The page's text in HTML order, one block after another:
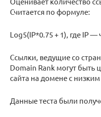
Считается по формуле:
Log5(IP*0.75 + 1), где IP
Ссылки, ведущие со
Domain Rank могут быть
сайта на домене с
Данные теста были